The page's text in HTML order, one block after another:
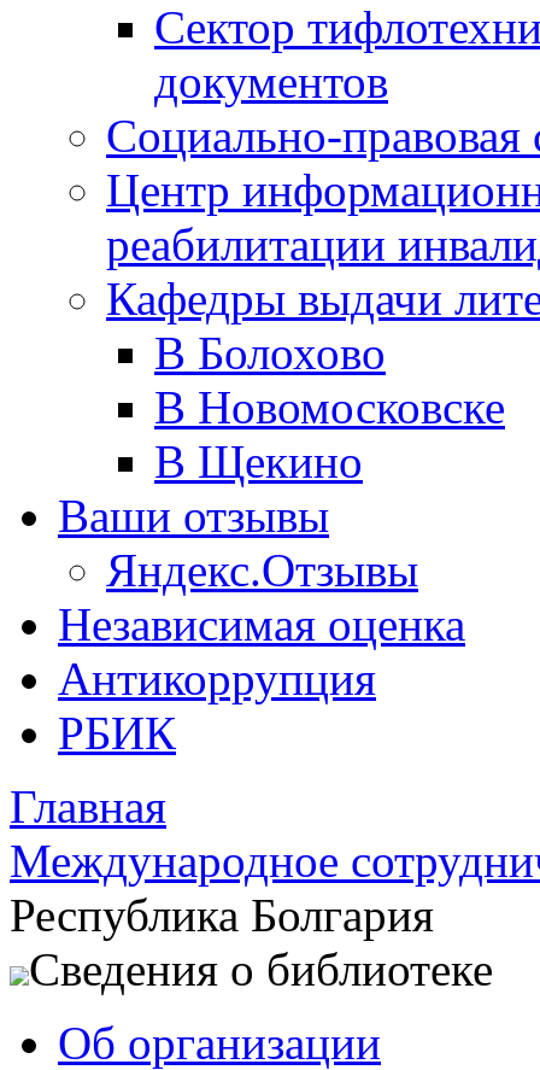
Сектор
документов
Социально-правовая
Центр
реабилитации
Кафедры выдачи
В Болохово
В Новомосковске
В Щекино
Ваши отзывы
Яндекс.Отзывы
Независимая оценка
Антикоррупция
РБИК
Главная
Международное
Республика Болгария
Сведения о библиотеке
Об организации